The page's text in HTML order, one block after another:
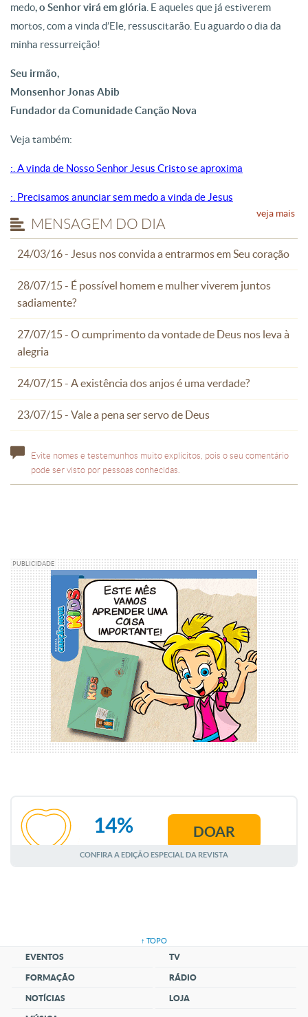
medo, o Senhor virá em glória . E aqueles que já estiverem
mortos, com a vinda d’Ele, ressuscitarão. Eu aguardo o dia da
minha ressurreição!
Seu irmão,
Monsenhor Jonas Abib
Fundador da Comunidade Canção Nova
Veja também:
:. A vinda de Nosso Senhor Jesus Cristo se aproxima
:. Precisamos anunciar sem medo a vinda de Jesus
MENSAGEM DO DIA
24/03/16 - Jesus nos convida a entrarmos em Seu coração
28/07/15 - É possível homem e mulher viverem juntos
sadiamente?
27/07/15 - O cumprimento da vontade de Deus nos leva à
alegria
24/07/15 - A existência dos anjos é uma verdade?
23/07/15 - Vale a pena ser servo de Deus
veja mais
Evite nomes e testemunhos muito explícitos, pois o seu comentário
pode ser visto por pessoas conhecidas.
PUBLICIDADE
AGOSTO
14% DOAR
CONFIRA A EDIÇÃO ESPECIAL DA REVISTA
↑ TOPO
EVENTOS
FORMAÇÃO
NOTÍCIAS
TV
RÁDIO
LOJA